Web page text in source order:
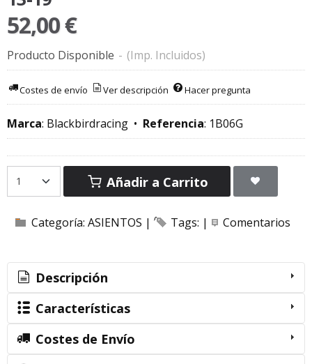
52,00 €
Producto Disponible - (Imp. Incluidos)
Costes de envío Ver descripción Hacer pregunta
Marca: Blackbirdracing • Referencia: 1B06G
Añadir a Carrito
Categoría: ASIENTOS | Tags: | Comentarios
Descripción
Características
Costes de Envío